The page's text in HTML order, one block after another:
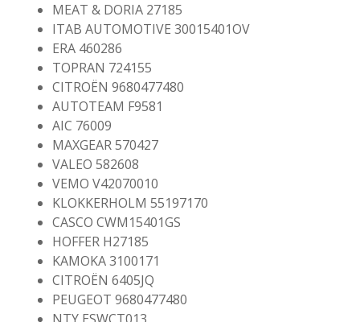
MEAT & DORIA 27185
ITAB AUTOMOTIVE 30015401OV
ERA 460286
TOPRAN 724155
CITROËN 9680477480
AUTOTEAM F9581
AIC 76009
MAXGEAR 570427
VALEO 582608
VEMO V42070010
KLOKKERHOLM 55197170
CASCO CWM15401GS
HOFFER H27185
KAMOKA 3100171
CITROËN 6405JQ
PEUGEOT 9680477480